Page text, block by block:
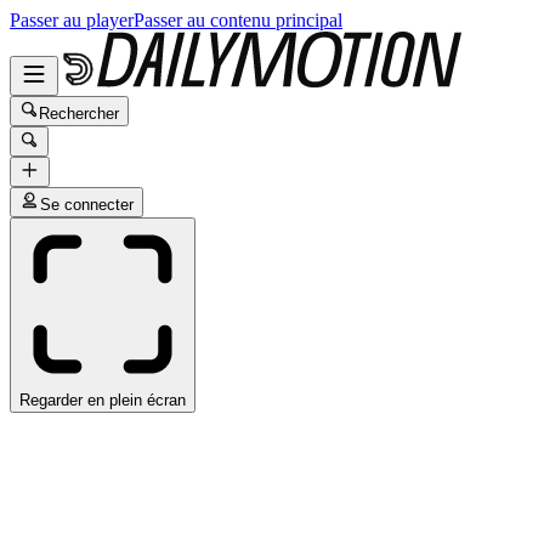
Passer au playerPasser au contenu principal
Rechercher
Se connecter
Regarder en plein écran